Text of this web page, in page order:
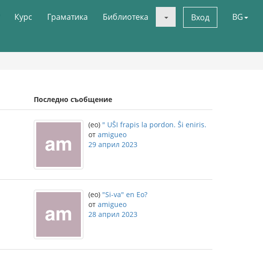
Курс Граматика Библиотека Вход BG
Последно съобщение
(eo) " UŜI frapis la pordon. Ŝi eniris.
от amigueo
29 април 2023
(eo) "Si-va" en Eo?
от amigueo
28 април 2023